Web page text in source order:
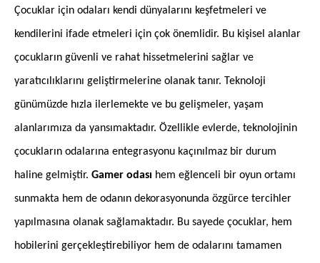
444 8 543
Çocuklar için odaları kendi dünyalarını keşfetmeleri ve
kendilerini ifade etmeleri için çok önemlidir. Bu kişisel alanlar
çocukların güvenli ve rahat hissetmelerini sağlar ve
yaratıcılıklarını geliştirmelerine olanak tanır. Teknoloji
günümüzde hızla ilerlemekte ve bu gelişmeler, yaşam
alanlarımıza da yansımaktadır. Özellikle evlerde, teknolojinin
çocukların odalarına entegrasyonu kaçınılmaz bir durum
haline gelmiştir. Gamer odası hem eğlenceli bir oyun ortamı
sunmakta hem de odanın dekorasyonunda özgürce tercihler
yapılmasına olanak sağlamaktadır. Bu sayede çocuklar, hem
hobilerini gerçekleştirebiliyor hem de odalarını tamamen